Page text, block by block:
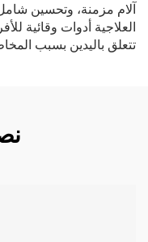
آلام مزمنة، وتحسين شامل
العلاجية أدوات وقائية
تتعلق باليدين بسبب